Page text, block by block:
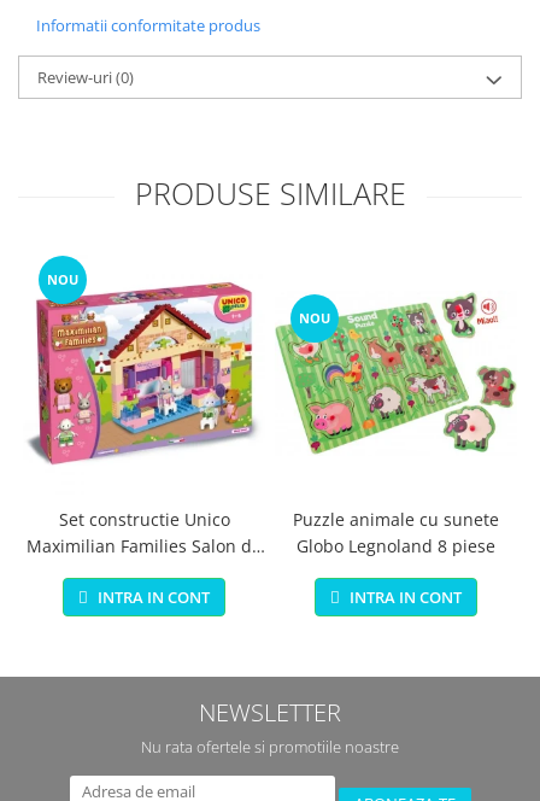
Informatii conformitate produs
Review-uri(0)
PRODUSE SIMILARE
NOU
Set constructie Unico
Maximilian Families Salon de
infrumusetare 80 piese
INTRA IN CONT
NOU
Puzzle animale cu sunete
Globo Legnoland 8 piese
INTRA IN CONT
NEWSLETTER
Nu rata ofertele si promotiile noastre